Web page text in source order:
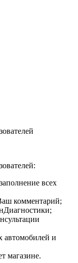
всех
комментарий;
автомобилей и
магазине.